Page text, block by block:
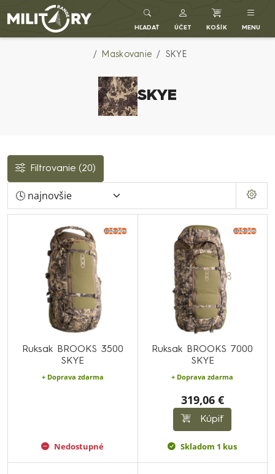
Army shop MILITARY RANGE SK
HĽADAŤ ÚČET KOŠÍK MENU
Maskovanie SKYE
SKYE
Filtrovanie (20)
Ruksak BROOKS 3500
SKYE
+ Doprava zdarma
Nedostupné
Ruksak BROOKS 7000
SKYE
+ Doprava zdarma
319,06 €
Kúpiť
Skladom 1 kus